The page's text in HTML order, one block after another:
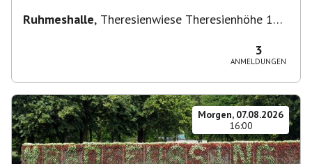
Ruhmeshalle, Theresienwiese Theresienhöhe 16,
3
ANMELDUNGEN
Morgen, 07.08.2026
16:00